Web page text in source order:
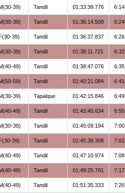
39) Tandil 01:33:39.776 6:14
39) Tandil 01:36:14.509 6:24
39) Tandil 01:36:37.837 6:26
39) Tandil 01:38:11.721 6:32
49) Tandil 01:38:47.076 6:35
59) Tandil 01:40:21.084 6:41
39) Tapalque 01:42:15.846 6:49
49) Tandil 01:43:45.634 6:55
39) Tandil 01:45:09.194 7:00
39) Tandil 01:45:39.308 7:02
49) Tandil 01:47:10.974 7:08
49) Tandil 01:49:25.791 7:17
49) Tandil 01:51:35.333 7:26